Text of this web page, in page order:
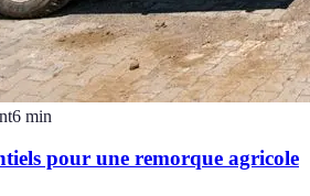
6 min
pour une remorque agricole